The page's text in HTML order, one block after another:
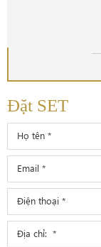
Đặt SET